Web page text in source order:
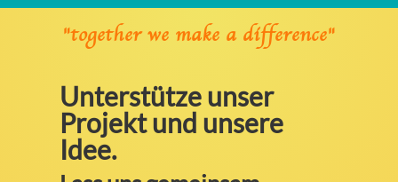
"together we make a difference"
Unterstütze unser
Projekt und unsere
Idee.